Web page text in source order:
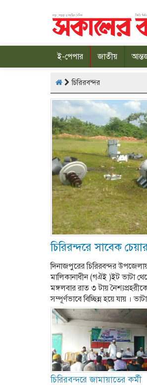
ই-পেপার জাতীয়
চিরিরবন্দর
চিরিরন্দরে সাবেক
দিনাজপুরের চিরিরবন্দর
মালিকানাধীন (গঐই )ইট ভাটা
মঙ্গলবার রাত ৩ টায়
সম্পূর্ণভাবে বিচ্ছিন্ন হয়ে যায় ।
চিরিরবন্দরে জামায়াতের কর্মী